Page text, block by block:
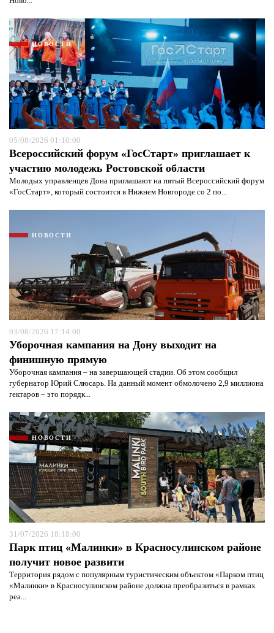
НОВОСТИ
05/08/2026 01:10:00
Всероссийский форум «ГосСтарт» приглашает к
участию молодежь Ростовской области
Молодых управленцев Дона приглашают на пятый Всероссийский форум
«ГосСтарт», который состоится в Нижнем Новгороде со 2 по...
НОВОСТИ
03/08/2026 17:14:00
Уборочная кампания на Дону выходит на
финишную прямую
Уборочная кампания – на завершающей стадии. Об этом сообщил
губернатор Юрий Слюсарь. На данный момент обмолочено 2,9 миллиона
гектаров – это порядк...
НОВОСТИ
31/07/2026 18:18:00
Парк птиц «Малинки» в Красносулинском районе
получит новое развити
Территория рядом с популярным туристическим объектом «Парком птиц
«Малинки» в Красносулинском районе должна преобразиться в рамках
реа...
Я согласен с политикой конфиденциальности и
защиты информации*
Я согласен сполитикой конфиденциальности и